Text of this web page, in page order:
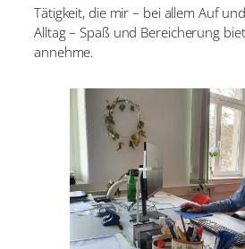
Tätigkeit, die mir – bei allem Auf
Alltag – Spaß und Bereicherung
annehme.